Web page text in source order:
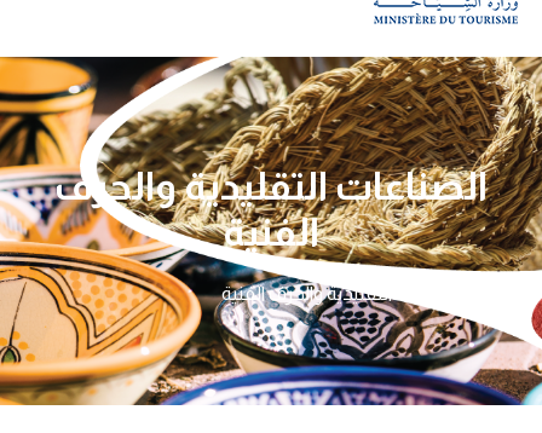
الصناعات التقليدية والحرف
الفنية
الصناعات التقليدية والحرف الفنية